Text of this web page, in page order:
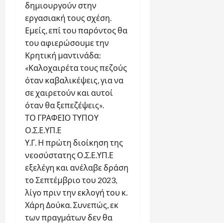
δημιουργούν στην
εργασιακή τους σχέση.
Εμείς, επί του παρόντος θα
του αφιερώσουμε την
Κρητική μαντινάδα:
«Καλοχαιρέτα τους πεζούς
όταν καβαλικέψεις, για να
σε χαιρετούν και αυτοί
όταν θα ξεπεζέψεις».
ΤΟ ΓΡΑΦΕΙΟ ΤΥΠΟΥ
Ο.Σ.Ε.ΥΠ.Ε
Υ.Γ. Η πρώτη διοίκηση της
νεοσύστατης Ο.Σ.Ε.ΥΠ.Ε
εξελέγη και ανέλαβε δράση
το Σεπτέμβριο του 2023,
λίγο πριν την εκλογή του κ.
Χάρη Δούκα. Συνεπώς, εκ
των πραγμάτων δεν θα